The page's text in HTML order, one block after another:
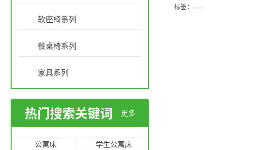
软座椅系列
餐桌椅系列
家具系列
热门搜索关键词 更多
公寓床 学生公寓床
标签：